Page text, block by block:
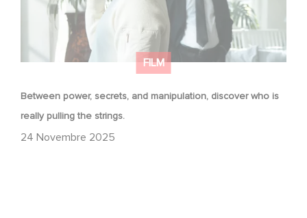
FILM
Between power, secrets, and manipulation, discover who is
really pulling the strings.
24 Novembre 2025